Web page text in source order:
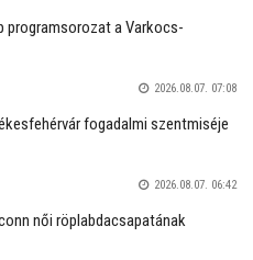
programsorozat a Varkocs-
2026.08.07. 07:08
fogadalmi szentmiséje
2026.08.07. 06:42
női röplabdacsapatának